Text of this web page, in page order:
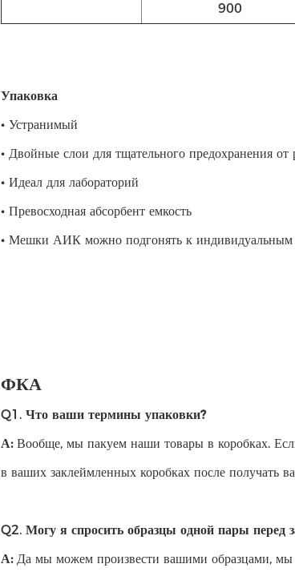
900
Упаковка
• Устранимый
• Двойные слои для тщательного предохранения от
• Идеал для лабораторий
• Превосходная абсорбент емкость
• Мешки АИК можно подгонять к индивидуальным
ФКА
Q1. Что ваши термины упаковки?
А:Вообще, мы пакуем наши товары в коробках.
в ваших заклеймленных коробках после получать
Q2. Могу я спросить образцы одной пары перед
А: Да мы можем произвести вашими образцами, мы